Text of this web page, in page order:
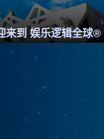
来到 娱乐逻辑全球®